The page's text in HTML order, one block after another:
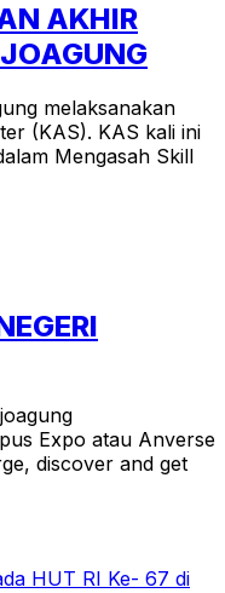
AKHIR
melaksanakan
(KAS). KAS kali ini
Mengasah Skill
Expo atau Anverse
discover and get
HUT RI Ke- 67 di